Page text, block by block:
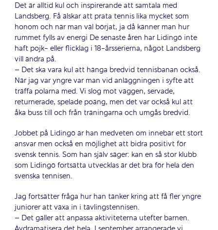
Det är alltid kul och inspirerande att samtala med
Landsberg. Få älskar att prata tennis lika mycket som
honom och när man väl börjat, ja då känner man hur
rummet fylls av energi De senaste åren har Lidingö inte
haft pojk- eller flicklag i 18-årsserierna, något Landsberg
vill ändra på.
– Det ska vara kul att hänga bredvid tennisbanan också.
När jag var yngre var man vid anläggningen i syfte att
träffa polarna med. Vi slog mot väggen, servade,
returnerade, spelade poäng, men det var också kul att
åka buss till och från träningarna och umgås bredvid.
Jobbet på Lidingö är han medveten om innebär ett stort
ansvar men också en möjlighet att bidra positivt för
svensk tennis. Som han själv säger: kan en så stor klubb
som Lidingö fortsätta utvecklas är det bra för hela den
svenska tennisen.
Jag fortsätter fråga hur han tänker kring att få fler yngre
juniorer att växa in i tävlingstennisen.
– Det gäller att anpassa aktiviteterna utefter barnen.